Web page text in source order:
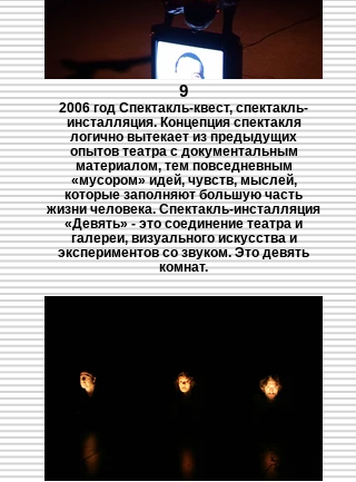
9
2006 год Спектакль-квест, спектакль-
инсталляция. Концепция спектакля
логично вытекает из предыдущих
опытов театра с документальным
материалом, тем повседневным
«мусором» идей, чувств, мыслей,
которые заполняют большую часть
жизни человека. Спектакль-инсталляция
«Девять» - это соединение театра и
галереи, визуального искусства и
экспериментов со звуком. Это девять
комнат.